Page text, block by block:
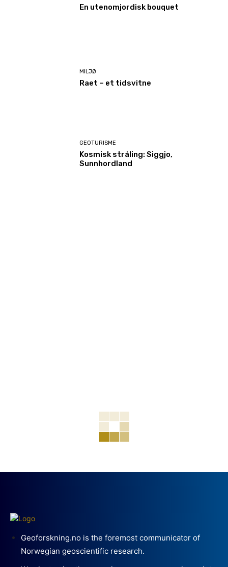
En utenomjordisk bouquet
MILJØ
Raet – et tidsvitne
GEOTURISME
Kosmisk stråling: Siggjo,
Sunnhordland
Geoforskning.no is the foremost communicator of
Norwegian geoscientific research.